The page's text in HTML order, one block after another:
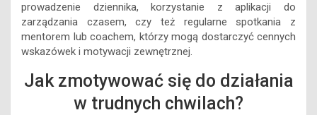
prowadzenie dziennika, korzystanie z aplikacji do
zarządzania czasem, czy też regularne spotkania z
mentorem lub coachem, którzy mogą dostarczyć cennych
wskazówek i motywacji zewnętrznej.
Jak zmotywować się do działania
w trudnych chwilach?